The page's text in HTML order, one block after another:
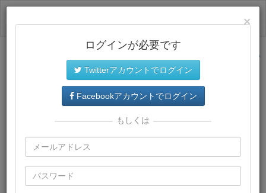
サイトトップに戻る
プレミアム会員では、教材がダウンロードでき、快適な動画
再生環境が提供されます。
×
ログインが必要です
Twitterアカウントでログイン
Facebookアカウントでログイン
もしくは